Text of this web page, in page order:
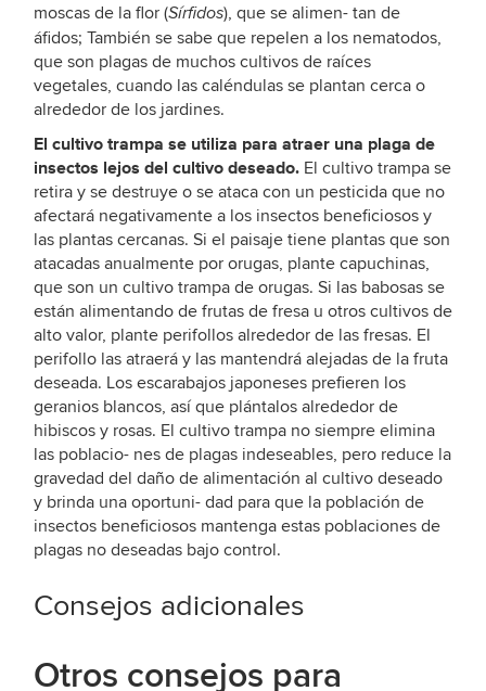
moscas de la flor (Sírfidos), que se alimen- tan de
áfidos; También se sabe que repelen a los nematodos,
que son plagas de muchos cultivos de raíces
vegetales, cuando las caléndulas se plantan cerca o
alrededor de los jardines.
El cultivo trampa se utiliza para atraer una plaga de
insectos lejos del cultivo deseado. El cultivo trampa se
retira y se destruye o se ataca con un pesticida que no
afectará negativamente a los insectos beneficiosos y
las plantas cercanas. Si el paisaje tiene plantas que son
atacadas anualmente por orugas, plante capuchinas,
que son un cultivo trampa de orugas. Si las babosas se
están alimentando de frutas de fresa u otros cultivos de
alto valor, plante perifollos alrededor de las fresas. El
perifollo las atraerá y las mantendrá alejadas de la fruta
deseada. Los escarabajos japoneses prefieren los
geranios blancos, así que plántalos alrededor de
hibiscos y rosas. El cultivo trampa no siempre elimina
las poblacio- nes de plagas indeseables, pero reduce la
gravedad del daño de alimentación al cultivo deseado
y brinda una oportuni- dad para que la población de
insectos beneficiosos mantenga estas poblaciones de
plagas no deseadas bajo control.
Consejos adicionales
Otros consejos para